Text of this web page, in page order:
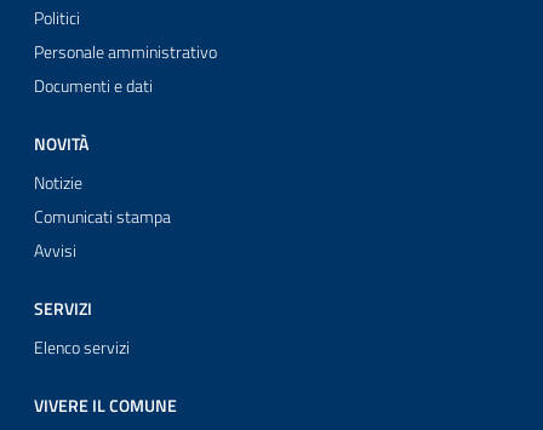
Politici
Personale amministrativo
Documenti e dati
NOVITÀ
Notizie
Comunicati stampa
Avvisi
SERVIZI
Elenco servizi
VIVERE IL COMUNE